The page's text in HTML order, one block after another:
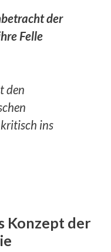
der
Felle
den
ins
Konzept der